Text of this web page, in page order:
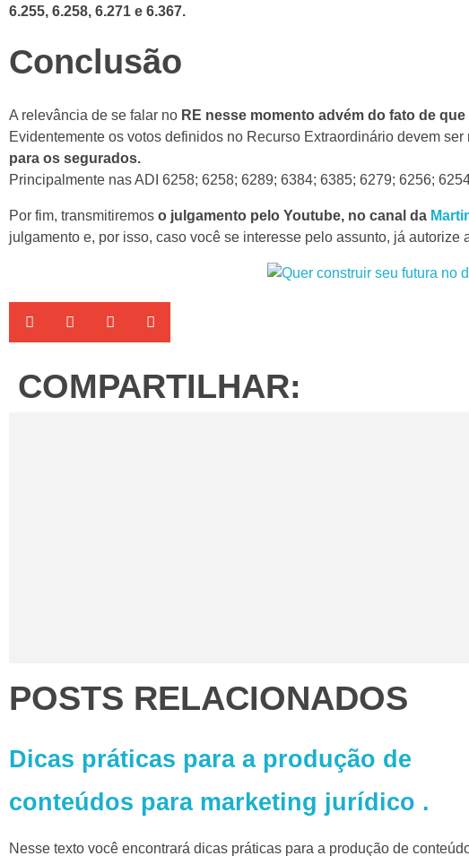
6.255, 6.258, 6.271 e 6.367.
Conclusão
A relevância de se falar no RE nesse momento advém do fato de
Evidentemente os votos definidos no Recurso Extraordinário devem
para os segurados.
Principalmente nas ADI 6258; 6258; 6289; 6384; 6385; 6279; 6256;
Por fim, transmitiremos o julgamento pelo Youtube, no canal da
julgamento e, por isso, caso você se interesse pelo assunto, já autorize
COMPARTILHAR:
POSTS RELACIONADOS
Dicas práticas para a produção de
conteúdos para marketing jurídico .
Nesse texto você encontrará dicas práticas para a produção de